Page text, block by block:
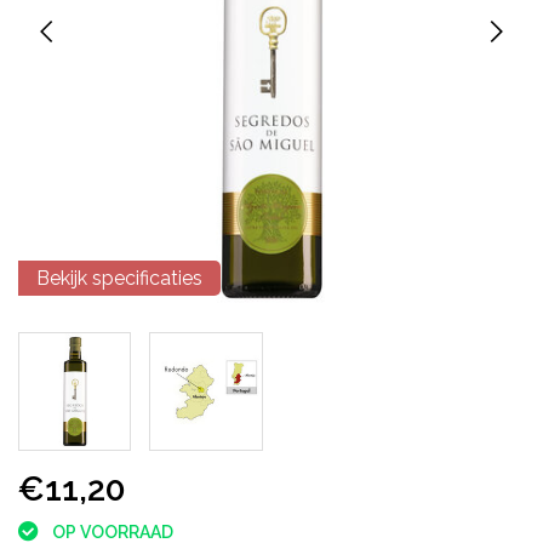
Bekijk specificaties
€11,20
OP VOORRAAD